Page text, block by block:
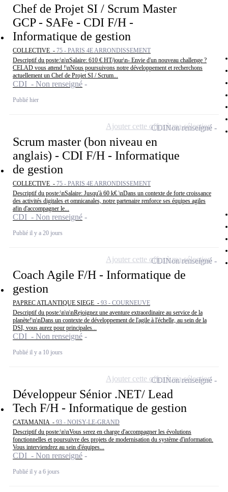
Chef de Projet SI / Scrum Master
GCP - SAFe - CDI F/H -
Informatique de gestion
COLLECTIVE - 75 - PARIS 4E ARRONDISSEMENT
Descriptif du poste:\n\nSalaire: 610 € HT/jour\n- Envie d'un nouveau challenge ?
CELAD vous attend !\nNous poursuivons notre développement et recherchons
actuellement un Chef de Projet SI / Scrum...
CDI - Non renseigné
Publié hier
Scrum master (bon niveau en
anglais) - CDI F/H - Informatique
de gestion
COLLECTIVE - 75 - PARIS 4E ARRONDISSEMENT
Descriptif du poste:\nSalaire: Jusqu'à 60 k€ \nDans un contexte de forte croissance
des activités digitales et omnicanales, notre partenaire renforce ses équipes agiles
afin d'accompagner le...
CDI - Non renseigné
Publié il y a 20 jours
CDINon renseigné
Ajouter cette offre à ma sélection
Coach Agile F/H - Informatique de
gestion
PAPREC ATLANTIQUE SIEGE - 93 - COURNEUVE
Descriptif du poste:\n\n\nRejoignez une aventure extraordinaire au service de la
planète!\n\nDans un contexte de développement de l'agile à l'échelle, au sein de la
DSI, vous aurez pour principales...
CDI - Non renseigné
Publié il y a 10 jours
CDINon renseigné
Ajouter cette offre à ma sélection
Développeur Sénior .NET/ Lead
Tech F/H - Informatique de gestion
CATAMANIA - 93 - NOISY-LE-GRAND
Descriptif du poste:\n\nVous serez en charge d'accompagner les évolutions
fonctionnelles et poursuivre des projets de modernisation du système d'information.
Vous interviendrez au sein d'équipes...
CDI - Non renseigné
Publié il y a 6 jours
CDINon renseigné
Ajouter cette offre à ma sélection